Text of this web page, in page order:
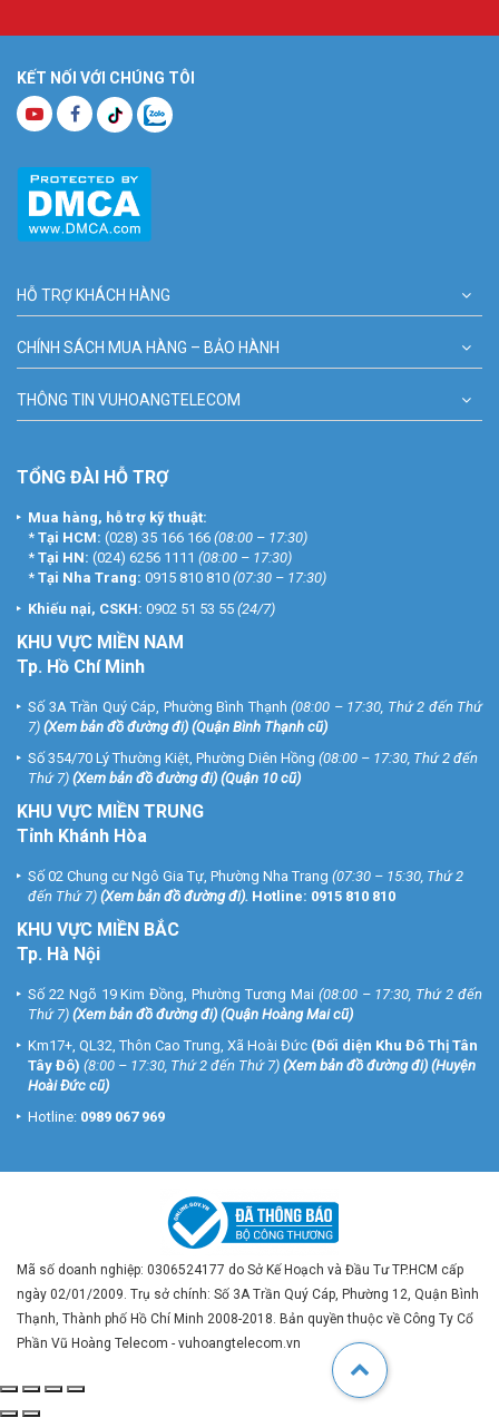
KẾT NỐI VỚI CHÚNG TÔI
HỖ TRỢ KHÁCH HÀNG
CHÍNH SÁCH MUA HÀNG – BẢO HÀNH
THÔNG TIN VUHOANGTELECOM
TỔNG ĐÀI HỖ TRỢ
Mua hàng, hỗ trợ kỹ thuật:
* Tại HCM: (028) 35 166 166 (08:00 – 17:30)
* Tại HN: (024) 6256 1111 (08:00 – 17:30)
* Tại Nha Trang: 0915 810 810 (07:30 – 17:30)
Khiếu nại, CSKH: 0902 51 53 55 (24/7)
KHU VỰC MIỀN NAM
Tp. Hồ Chí Minh
Số 3A Trần Quý Cáp, Phường Bình Thạnh (08:00 – 17:30, Thứ 2 đến Thứ
7) (Xem bản đồ đường đi) (Quận Bình Thạnh cũ)
Số 354/70 Lý Thường Kiệt, Phường Diên Hồng (08:00 – 17:30, Thứ 2 đến
Thứ 7) (Xem bản đồ đường đi) (Quận 10 cũ)
KHU VỰC MIỀN TRUNG
Tỉnh Khánh Hòa
Số 02 Chung cư Ngô Gia Tự, Phường Nha Trang (07:30 – 15:30, Thứ 2
đến Thứ 7) (Xem bản đồ đường đi). Hotline: 0915 810 810
KHU VỰC MIỀN BẮC
Tp. Hà Nội
Số 22 Ngõ 19 Kim Đồng, Phường Tương Mai (08:00 – 17:30, Thứ 2 đến
Thứ 7) (Xem bản đồ đường đi) (Quận Hoàng Mai cũ)
Km17+, QL32, Thôn Cao Trung, Xã Hoài Đức (Đối diện Khu Đô Thị Tân
Tây Đô) (8:00 – 17:30, Thứ 2 đến Thứ 7) (Xem bản đồ đường đi) (Huyện
Hoài Đức cũ)
Hotline: 0989 067 969
Mã số doanh nghiệp: 0306524177 do Sở Kế Hoạch và Đầu Tư TP.HCM cấp
ngày 02/01/2009. Trụ sở chính: Số 3A Trần Quý Cáp, Phường 12, Quận Bình
Thạnh, Thành phố Hồ Chí Minh 2008-2018. Bản quyền thuộc về Công Ty Cổ
Phần Vũ Hoàng Telecom - vuhoangtelecom.vn